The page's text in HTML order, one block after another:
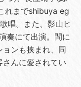
れまでshibuya eg
唱。また、影山ヒ
奏にて出演。間に
ンも挟まれ、同
んに愛されてい